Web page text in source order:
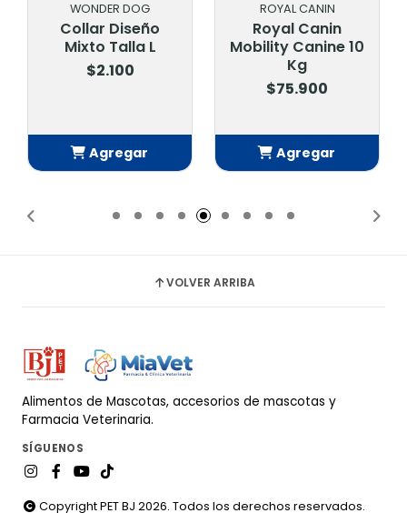
WONDER DOG
Collar Diseño
Mixto Talla L
$2.100
Agregar
ROYAL CANIN
Royal Canin
Mobility Canine 10
Kg
$75.900
Agregar
VOLVER ARRIBA
Alimentos de Mascotas, accesorios de mascotas y
Farmacia Veterinaria.
SÍGUENOS
Copyright PET BJ 2026. Todos los derechos reservados.